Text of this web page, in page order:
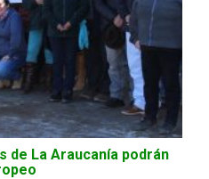
de La Araucanía podrán